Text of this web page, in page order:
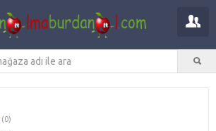
(0)